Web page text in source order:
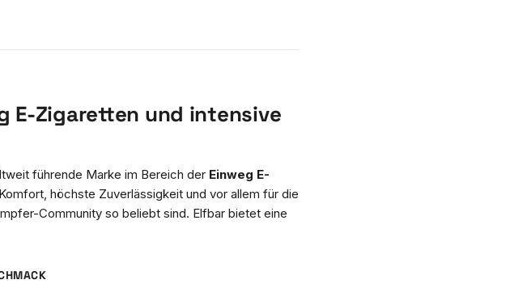
E-Zigaretten und intensive
führende Marke im Bereich der Einweg E-
höchste Zuverlässigkeit und vor allem für die
Community so beliebt sind. Elfbar bietet eine